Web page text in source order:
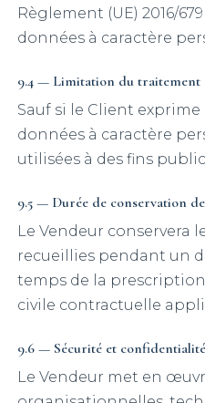
Règlement (UE) 2016/
données à caractère
9.4 — Limitation du traitement
Sauf si le Client exprime
données à caractère
utilisées à des fins
9.5 — Durée de conservation
Le Vendeur conservera
recueillies pendant un
temps de la
civile contractuelle
9.6 — Sécurité et confidentialité
Le Vendeur met en